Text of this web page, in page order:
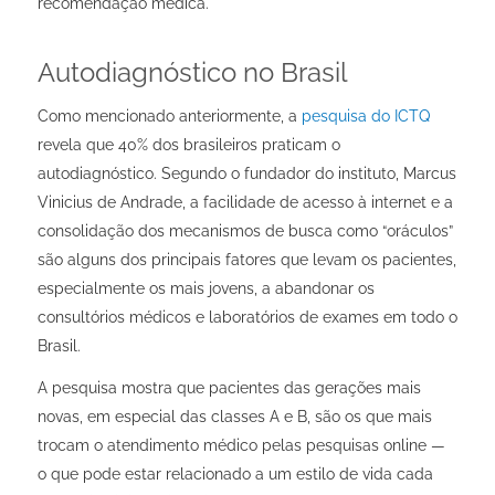
recomendação médica.
Autodiagnóstico no Brasil
Como mencionado anteriormente, a pesquisa do ICTQ
revela que 40% dos brasileiros praticam o
autodiagnóstico. Segundo o fundador do instituto, Marcus
Vinicius de Andrade, a facilidade de acesso à internet e a
consolidação dos mecanismos de busca como “oráculos”
são alguns dos principais fatores que levam os pacientes,
especialmente os mais jovens, a abandonar os
consultórios médicos e laboratórios de exames em todo o
Brasil.
A pesquisa mostra que pacientes das gerações mais
novas, em especial das classes A e B, são os que mais
trocam o atendimento médico pelas pesquisas online —
o que pode estar relacionado a um estilo de vida cada